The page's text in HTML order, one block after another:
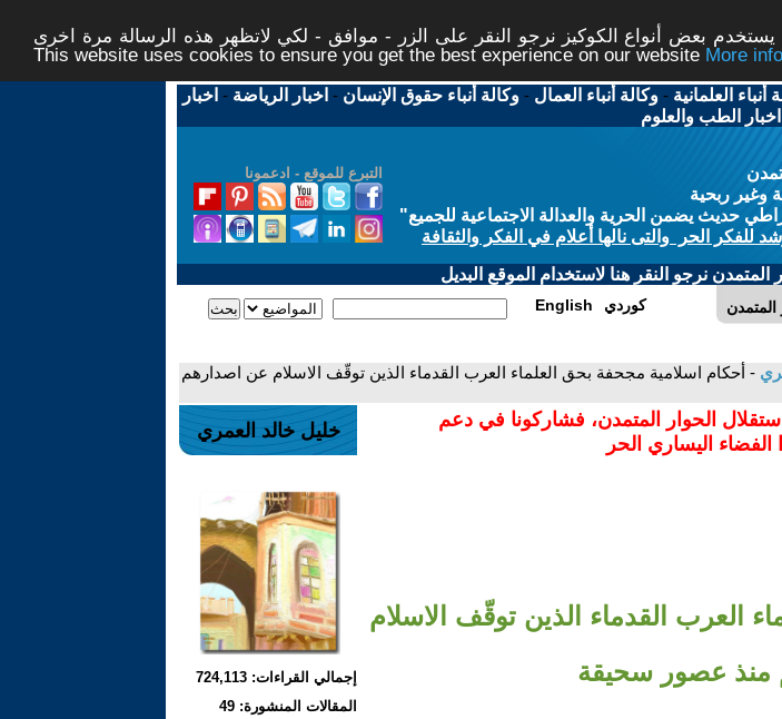
بعض أنواع الكوكيز نرجو النقر على الزر - موافق - لكي لاتظهر هذه الرسالة مرة اخرى -
This website uses cookies to ensure you get the best experience on our website
أنباء العلمانية -وكالة أنباء العمال -وكالة أنباء حقوق الإنسان - اخبار الرياضة - اخبار
اخبار الطب والعلوم
التبرع للموقع - ادعمونا
وغير ربحية
حديث يضمن الحرية والعدالة الاجتماعية للجميع"
للفكر الحر والتى نالها أعلام في الفكر والثقافة
نرجو النقر هنا لاستخدام الموقع البديل
المتمدن English كوردي
- أحكام اسلامية مجحفة بحق العلماء العرب القدماء الذين توقّف الاسلام عن اصدارهم
الحوار المتمدن، فشاركونا في دعم
الفضاء اليساري الحر
العرب القدماء الذين توقّف الاسلام
منذ عصور سحيقة
خليل خالد العمري
إجمالي القراءات: 724,113
المقالات المنشورة: 49